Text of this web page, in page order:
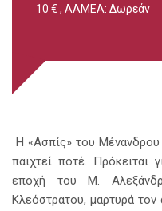
10 € , AAMEA: Δωρεάν
Η «Ασπίς» του Μένανδρου
παιχτεί ποτέ. Πρόκειται
εποχή του Μ.
Κλεόστρατου, μαρτυρά